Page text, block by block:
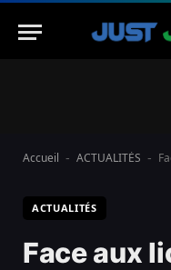
Accueil - ACTUALITÉS -
ACTUALITÉS
Face aux